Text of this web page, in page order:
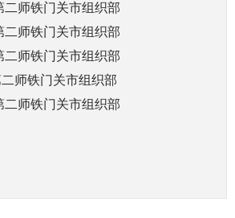
班子和领导干部、党政领导干部
关法规贯彻执行情况进行监督。
干部工作政策的制定和宏观指
休干部的政治待遇和生活待遇，
师铁门关市组织部
师铁门关市组织部
师铁门关市组织部
师铁门关市组织部
二师铁门关市组织部